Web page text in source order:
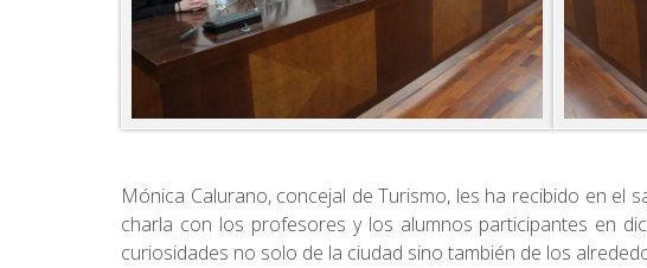
Mónica Calurano, concejal de Turismo, les ha recibido en el
charla con los profesores y los alumnos participantes en
curiosidades no solo de la ciudad sino también de los